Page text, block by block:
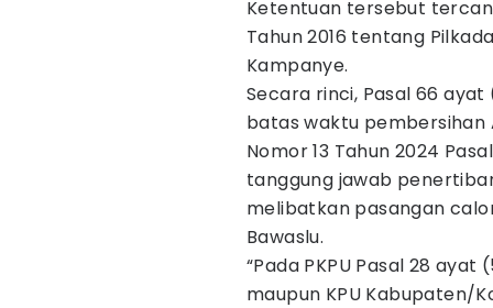
Ketentuan tersebut
Tahun 2016 tentang
Kampanye.
Secara rinci, Pasal 66
batas waktu pembersihan
Nomor 13 Tahun 2024
tanggung jawab
melibatkan pasangan
Bawaslu.
“Pada PKPU Pasal 28
maupun KPU Kabupaten/